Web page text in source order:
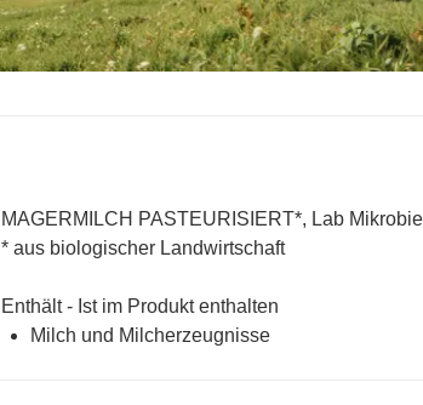
MAGERMILCH PASTEURISIERT*, Lab
* aus biologischer Landwirtschaft
Enthält - Ist im Produkt enthalten
Milch und Milcherzeugnisse